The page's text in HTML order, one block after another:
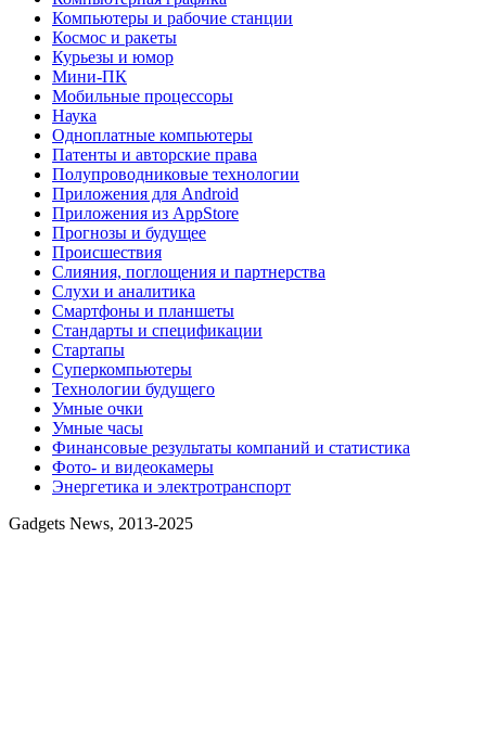
Компьютеры и рабочие станции
Космос и ракеты
Курьезы и юмор
Мини-ПК
Мобильные процессоры
Наука
Одноплатные компьютеры
Патенты и авторские права
Полупроводниковые технологии
Приложения для Android
Приложения из AppStore
Прогнозы и будущее
Происшествия
Слияния, поглощения и партнерства
Слухи и аналитика
Смартфоны и планшеты
Стандарты и спецификации
Стартапы
Суперкомпьютеры
Технологии будущего
Умные очки
Умные часы
Финансовые результаты компаний и статистика
Фото- и видеокамеры
Энергетика и электротранспорт
Gadgets News, 2013-2025